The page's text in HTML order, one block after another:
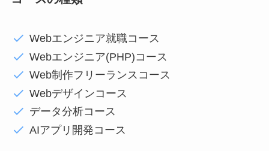
Webエンジニア就職コース
Webエンジニア(PHP)コース
Web制作フリーランスコース
Webデザインコース
データ分析コース
AIアプリ開発コース